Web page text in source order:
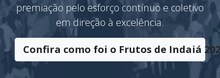
premiação pelo esforço contínuo e coletivo
em direção à excelência.
Confira como foi o Frutos de Indaiá